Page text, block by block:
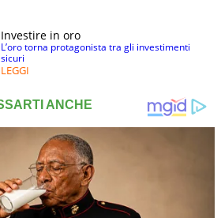
Investire in oro
L’oro torna protagonista tra gli investimenti
sicuri
LEGGI